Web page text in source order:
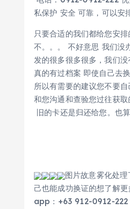
私保护 安全 可靠，可以安
只要合适的我们都给您安
不。。。 不好意思 我们没
发的很多很多很多，我们
真的有过档案 即使自己去
所以有需要的建议您不要
和您沟通和查验您过往获
旧的卡还是归还给您。也算
图片故意雾化处
己也能成功换证的想了解
app：+63 912-0912-222